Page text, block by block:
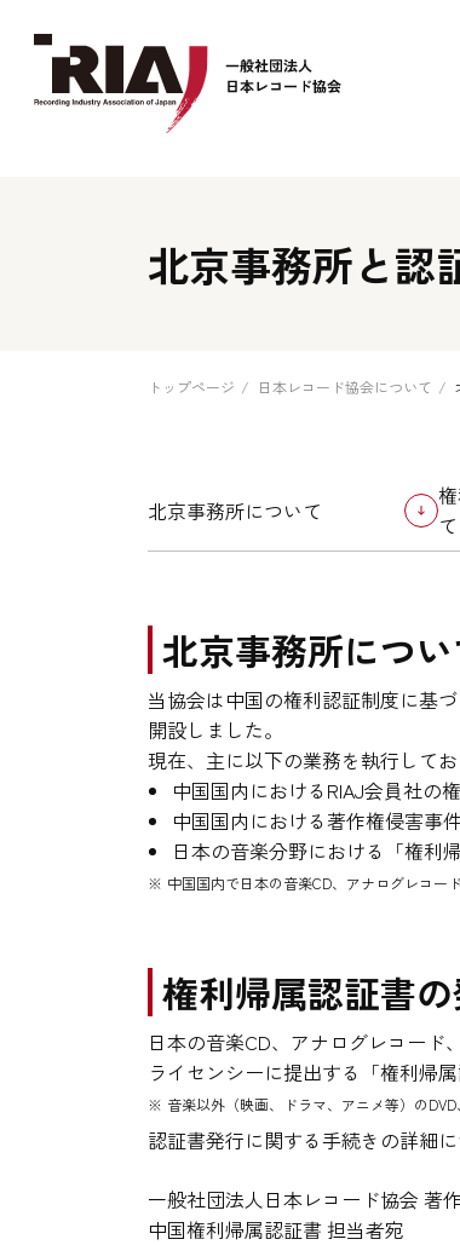
北京事務所と認
トップページ 日本レコード協会について
北京事務所について
て
北京事務所につい
当協会は中国の権利認証制度に基
開設しました。
現在、主に以下の業務を執行してお
中国国内におけるRIAJ会員社の
中国国内における著作権侵害事
日本の音楽分野における「権利
中国国内で日本の音楽CD、アナログレコー
権利帰属認証書
日本の音楽CD、アナログレコー
ライセンシーに提出する「権利帰
音楽以外（映画、ドラマ、アニメ等）の
認証書発行に関する手続きの詳細
一般社団法人日本レコード協会 著
中国権利帰属認証書 担当者宛